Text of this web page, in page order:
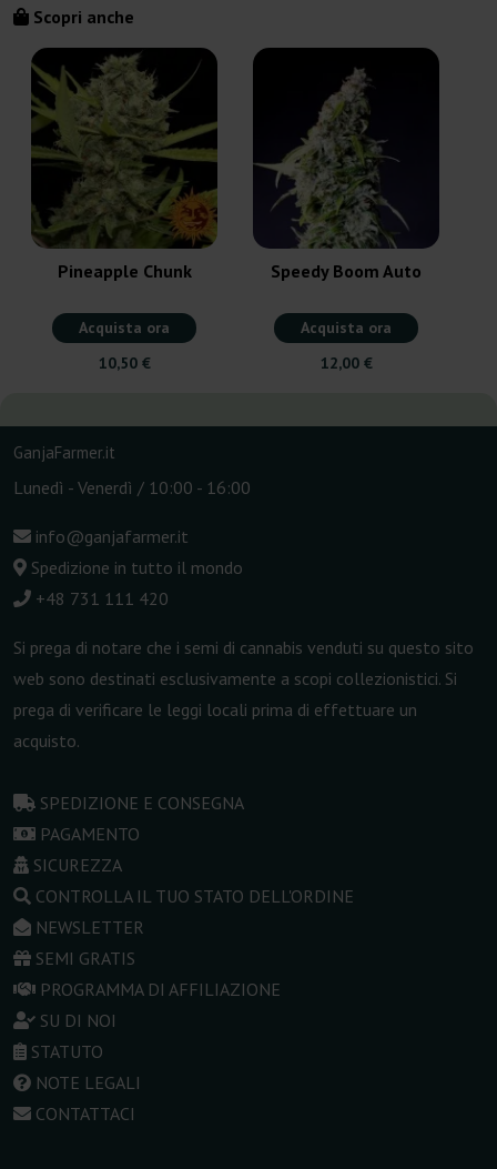
Scopri anche
Pineapple Chunk
Acquista ora
10,50 €
Speedy Boom Auto
Acquista ora
12,00 €
GanjaFarmer.it
Lunedì - Venerdì / 10:00 - 16:00
info@ganjafarmer.it
Spedizione in tutto il mondo
+48 731 111 420
Si prega di notare che i semi di cannabis venduti su questo sito
web sono destinati esclusivamente a scopi collezionistici. Si
prega di verificare le leggi locali prima di effettuare un
acquisto.
SPEDIZIONE E CONSEGNA
PAGAMENTO
SICUREZZA
CONTROLLA IL TUO STATO DELL'ORDINE
NEWSLETTER
SEMI GRATIS
PROGRAMMA DI AFFILIAZIONE
SU DI NOI
STATUTO
NOTE LEGALI
CONTATTACI